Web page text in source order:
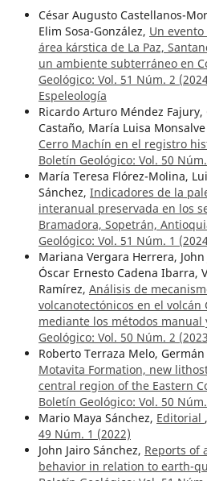
César Augusto Castellanos-
Elim Sosa-González, Un
área kárstica de La Paz,
un ambiente subterráneo en
Geológico: Vol. 51 Núm. 2
Espeleología
Ricardo Arturo Méndez Fajury,
Castaño, María Luisa
Cerro Machín en el registro
Boletín Geológico: Vol. 50
María Teresa Flórez-Molina,
Sánchez, Indicadores de la
interanual preservada en los
Bramadora, Sopetrán,
Geológico: Vol. 51 Núm. 1
Mariana Vergara Herrera,
Óscar Ernesto Cadena Ibarra,
Ramírez, Análisis de
volcanotectónicos en el volcán
mediante los métodos manual
Geológico: Vol. 50 Núm. 2
Roberto Terraza Melo,
Motavita Formation, new
central region of the Eastern
Boletín Geológico: Vol. 50
Mario Maya Sánchez, Editorial ,
49 Núm. 1 (2022)
John Jairo Sánchez, Reports of
behavior in relation to earth-